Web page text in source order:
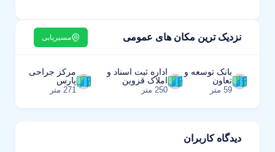
نزدیک ترین مکان های عمومی مسیریابی
بانک توسعه و
تعاون
59 متر
اداره ثبت اسناد و
املاک قزوین
250 متر
مرکز جراحی
پارس
271 متر
دیدگاه کاربران